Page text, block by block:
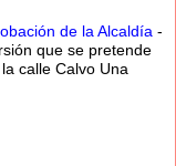
de la Alcaldía -
que se pretende
calle Calvo Una